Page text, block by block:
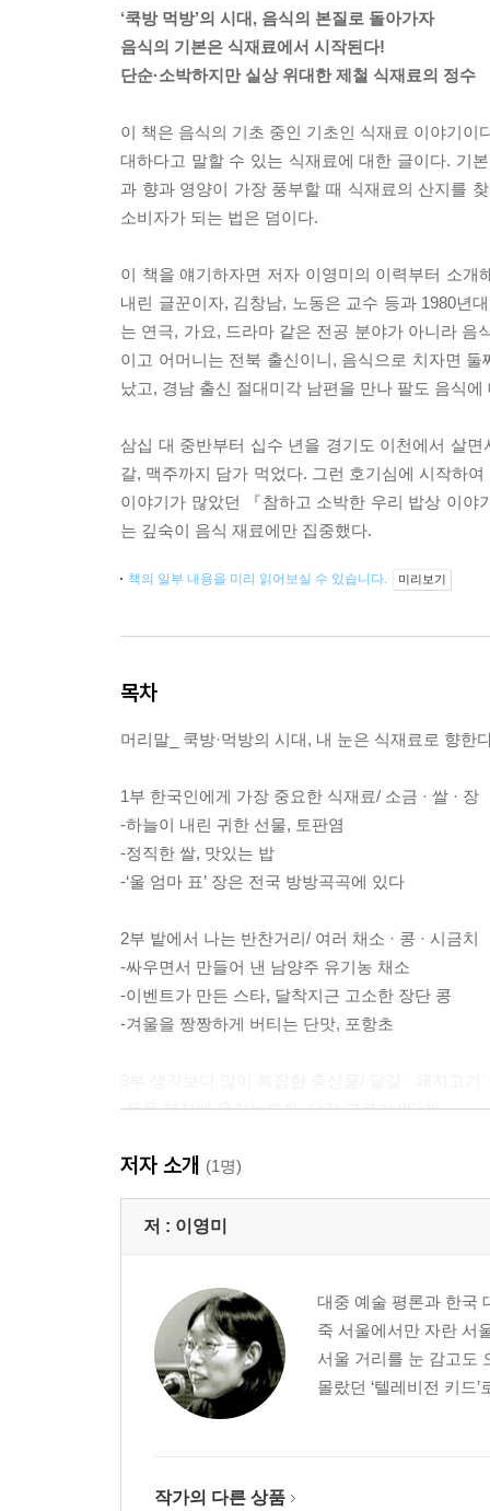
‘쿡방 먹방’의 시대, 음식의 본질로 돌아가자
음식의 기본은 식재료에서 시작된다!
단순·소박하지만 실상 위대한 제철 식재료의 정수
이 책은 음식의 기초 중인 기초인 식재료 이야기
대하다고 말할 수 있는 식재료에 대한 글이다. 기
과 향과 영양이 가장 풍부할 때 식재료의 산지를
소비자가 되는 법은 덤이다.
이 책을 얘기하자면 저자 이영미의 이력부터 소
내린 글꾼이자, 김창남, 노동은 교수 등과 1980년
는 연극, 가요, 드라마 같은 전공 분야가 아니라 음
이고 어머니는 전북 출신이니, 음식으로 치자면
났고, 경남 출신 절대미각 남편을 만나 팔도 음식
삼십 대 중반부터 십수 년을 경기도 이천에서 살
갈, 맥주까지 담가 먹었다. 그런 호기심에 시작하
이야기가 많았던 『참하고 소박한 우리 밥상 이
는 깊숙이 음식 재료에만 집중했다.
책의 일부 내용을 미리 읽어보실 수 있습니다. 미리보기
목차
머리말_ 쿡방·먹방의 시대, 내 눈은 식재료로 향한
1부 한국인에게 가장 중요한 식재료/ 소금 · 쌀 · 장
-하늘이 내린 귀한 선물, 토판염
-정직한 쌀, 맛있는 밥
-‘울 엄마 표’ 장은 전국 방방곡곡에 있다
2부 밭에서 나는 반찬거리/ 여러 채소 · 콩 · 시금치
-싸우면서 만들어 낸 남양주 유기농 채소
-이벤트가 만든 스타, 달착지근 고소한 장단 콩
-겨울을 짱짱하게 버티는 단맛, 포항초
-동물 복지에 유기농까지, 달걀 고르기 8단계
-자연이 모아다 준 깊은 향취, 완숙 꿀
4부 식탁 위 바다의 선물/ 주꾸미 · 멸치 · 굴, 굴젓 ·
-자잘하고 뽀얀 굴, 담백한 어리굴젓
-비릿하고 쌉쌀한 맛이 살아 있는 명란젓
5부 새콤달콤 우리 땅이 준 후식/ 딸기 · 블루베리 ·
-진짜 노지에서 키운 제철 딸기
-껍질까지 알뜰하게 먹는 유기농 귤
저자 소개 (1명)
저 : 이영미
대중 예술 평론과 한국
죽 서울에서만 자란 서
서울 거리를 눈 감고도
몰랐던 ‘텔레비전 키드
작가의 다른 상품